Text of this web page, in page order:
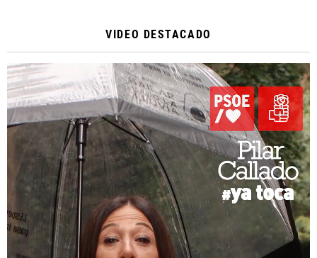
VIDEO DESTACADO
Reproductor
de
vídeo